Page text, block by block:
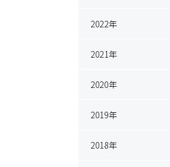
2022年
2021年
2020年
2019年
2018年